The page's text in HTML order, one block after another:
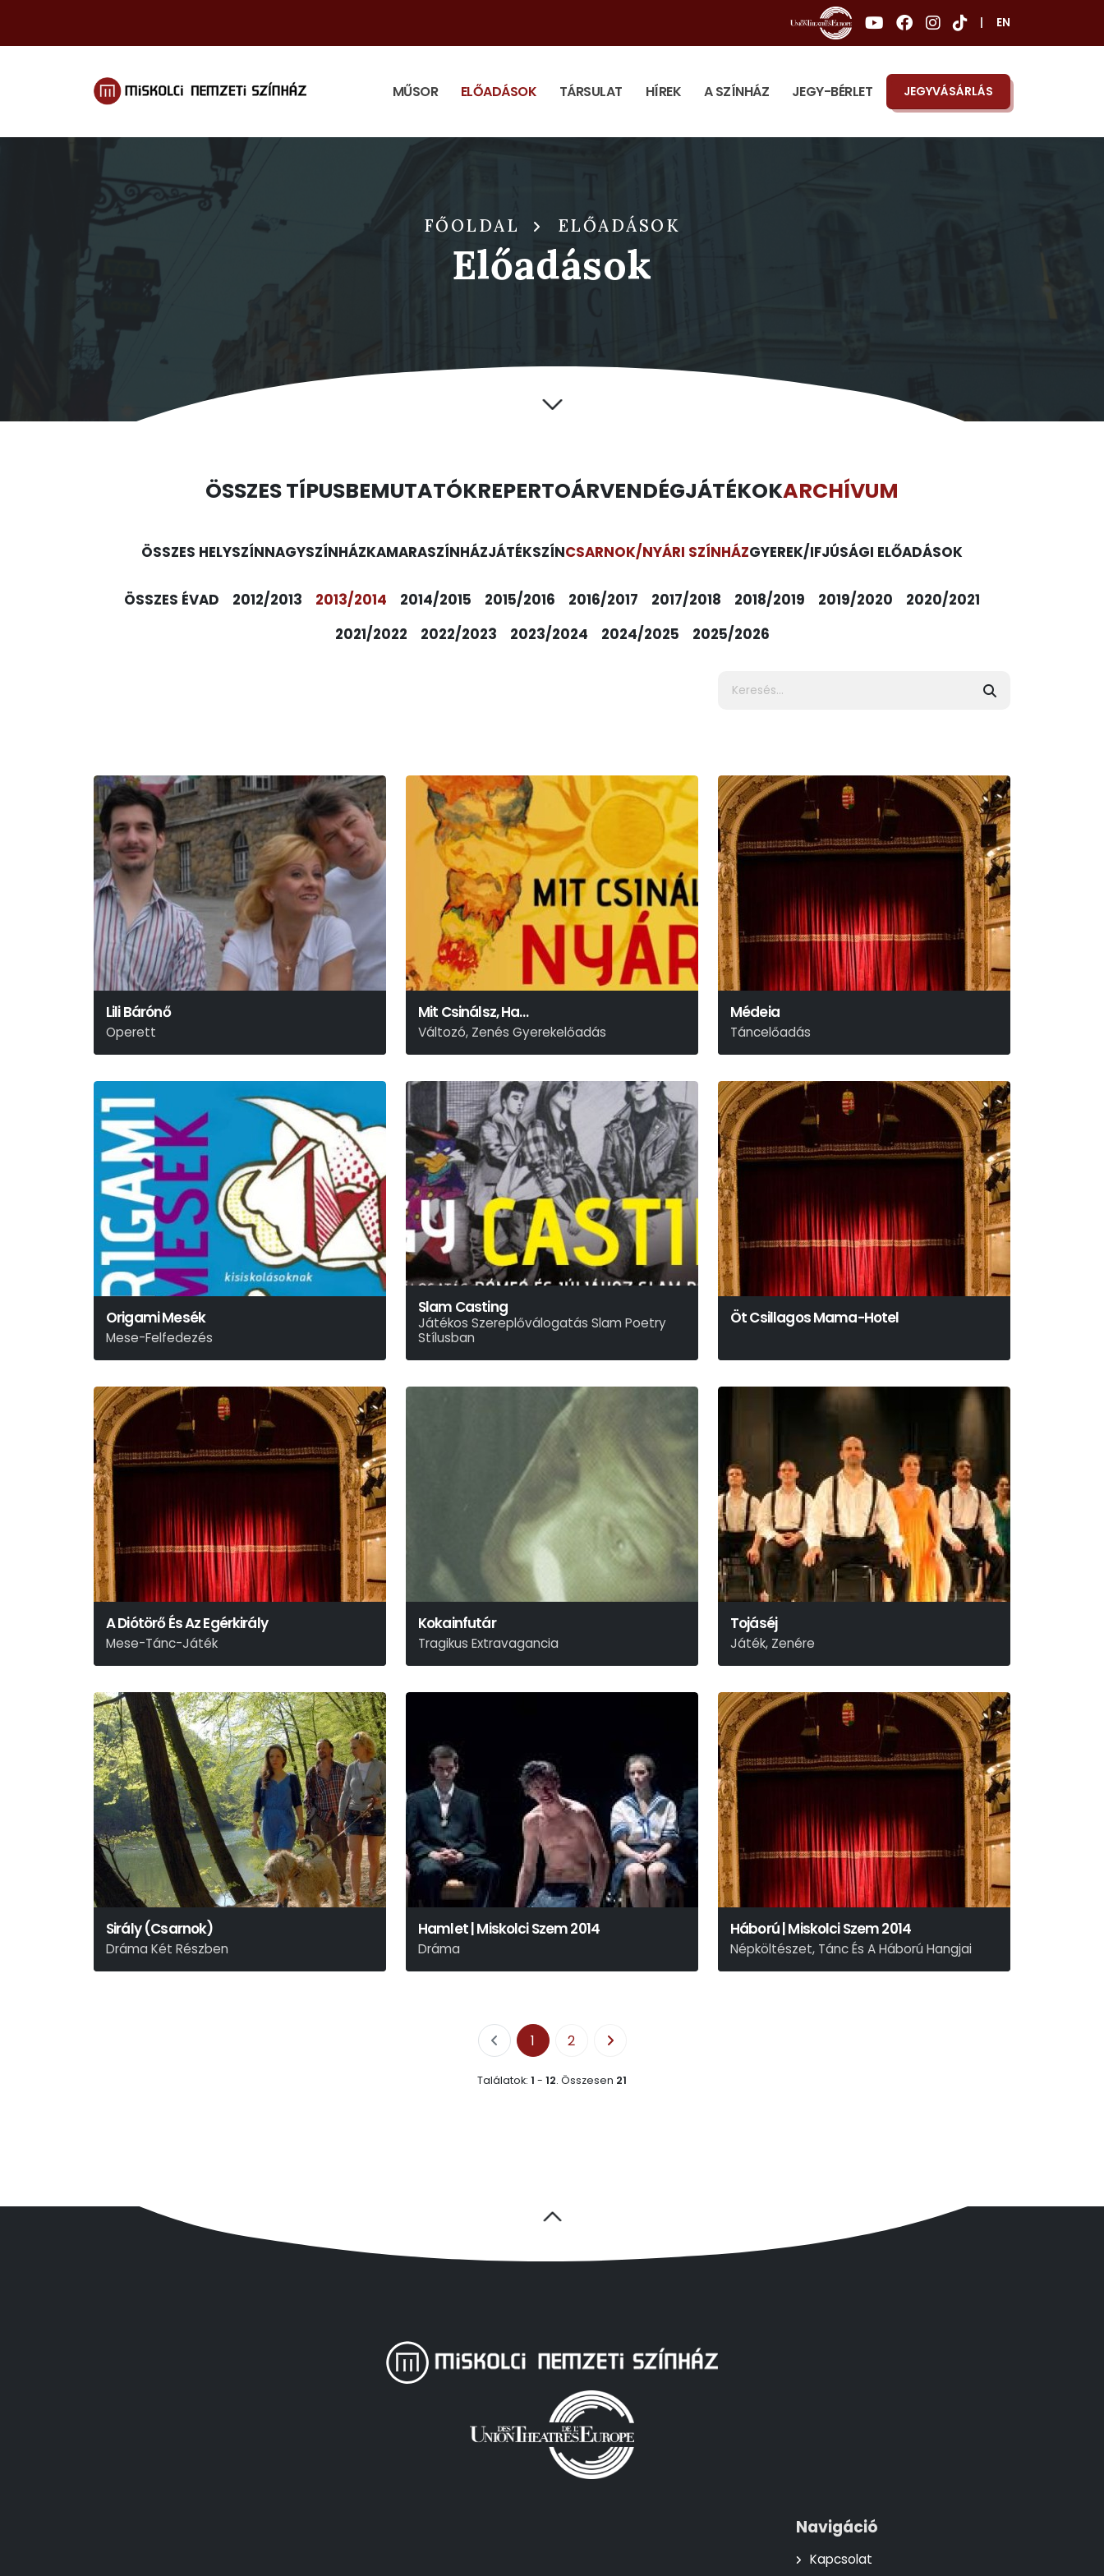
EN
MŰSOR ELŐADÁSOK TÁRSULAT HÍREK A SZÍNHÁZ JEGY-BÉRLET JEGYVÁSÁRLÁS
FŐOLDAL ELŐADÁSOK
Előadások
ÖSSZES TÍPUSBEMUTATÓKREPERTOÁRVENDÉGJÁTÉKOKARCHÍVUM
ÖSSZES HELYSZÍNNAGYSZÍNHÁZKAMARASZÍNHÁZJÁTÉKSZÍNCSARNOK/NYÁRI SZÍNHÁZGYEREK/IFJÚSÁGI ELŐADÁSOK
ÖSSZES ÉVAD 2012/2013 2013/2014 2014/2015 2015/2016 2016/2017 2017/2018 2018/2019 2019/2020
2020/2021
2021/2022
2022/2023 2023/2024 2024/2025 2025/2026
Lili Bárónő
Operett
Huszka Jenő-Martos Ferenc
Mit Csinálsz, Ha…
Változó, Zenés Gyerekelőadás
Médeia
Táncelőadás
Origami Mesék
Mese-Felfedezés
Slam Casting
Játékos Szereplőválogatás Slam Poetry
Stílusban
Öt Csillagos Mama-Hotel
A Diótörő És Az Egérkirály
Mese-Tánc-Játék
Csajkovszkij − E. T. A. Hoffmann
Kokainfutár
Tragikus Extravagancia
Tasnádi István
Tojáséj
Játék, Zenére
Sirály (Csarnok)
Dráma Két Részben
Anton Pavlovics Csehov
Hamlet | Miskolci Szem 2014
Dráma
Budapest
Háború | Miskolci Szem 2014
Népköltészet, Tánc És A Háború Hangjai
Prága
1 2
Találatok: 1 - 12. Összesen 21
Navigáció
Kapcsolat